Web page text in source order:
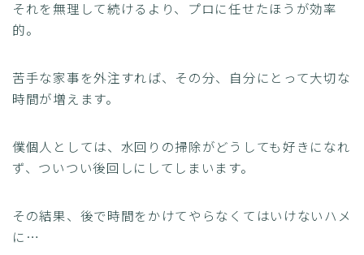
それを無理して続けるより、プロに任せたほうが効率
的。
苦手な家事を外注すれば、その分、自分にとって大切な
時間が増えます。
僕個人としては、水回りの掃除がどうしても好きになれ
ず、ついつい後回しにしてしまいます。
その結果、後で時間をかけてやらなくてはいけないハメ
に…